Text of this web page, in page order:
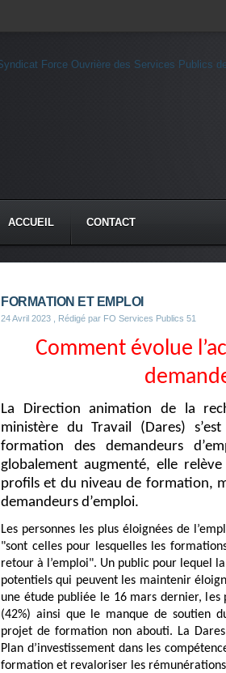
ACCUEIL CONTACT
FORMATION ET EMPLOI
24 Avril 2023 , Rédigé par FO Services Publics 51
Comment évolue
La Direction animation de la
ministère du Travail (Dares)
formation des demandeurs
globalement augmenté, elle
profils et du niveau de formation,
demandeurs d’emploi.
Les personnes les plus éloignées de
"sont celles pour lesquelles les
retour à l’emploi". Un public pour lequel
potentiels qui peuvent les maintenir
une étude publiée le 16 mars dernier,
(42%) ainsi que le manque de soutien
projet de formation non abouti. La
Plan d’investissement dans les
formation et revaloriser les